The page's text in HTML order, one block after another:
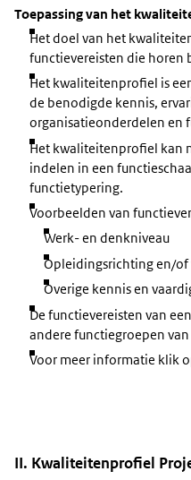
Toepassing van het
Het doel van het
functievereisten die horen
Het kwaliteitenprofiel is
de benodigde kennis,
organisatieonderdelen en
Het kwaliteitenprofiel kan
indelen in een
functietypering.
Voorbeelden van
Werk- en denkniveau
Opleidingsrichting en/of
Overige kennis en
De functievereisten van
andere functiegroepen
Voor meer informatie klik
II. Kwaliteitenprofiel